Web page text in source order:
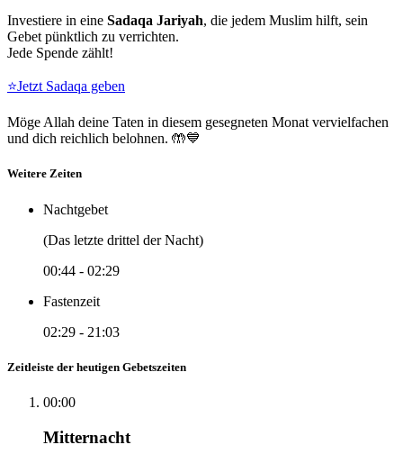
Investiere in eine Sadaqa Jariyah, die jedem Muslim hilft, sein
Gebet pünktlich zu verrichten.
Jede Spende zählt!
⭐Jetzt Sadaqa geben
Möge Allah deine Taten in diesem gesegneten Monat vervielfachen
und dich reichlich belohnen. 🤲💙
Weitere Zeiten
Nachtgebet
(Das letzte drittel der Nacht)
00:44 - 02:29
Fastenzeit
02:29 - 21:03
Zeitleiste der heutigen Gebetszeiten
00:00
Mitternacht